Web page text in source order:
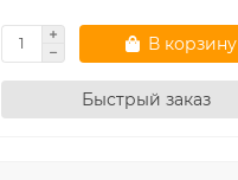
В корзину
Быстрый заказ